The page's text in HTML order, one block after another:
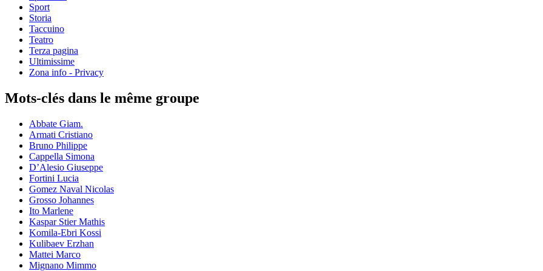
Sport
Storia
Taccuino
Teatro
Terza pagina
Ultimissime
Zona info - Privacy
Mots-clés dans le même groupe
Abbate Giam.
Armati Cristiano
Bruno Philippe
Cappella Simona
D’Alesio Giuseppe
Fortini Lucia
Gomez Naval Nicolas
Grosso Johannes
Ito Marlene
Kaspar Stier Mathis
Komila-Ebri Kossi
Kulibaev Erzhan
Mattei Marco
Mignano Mimmo